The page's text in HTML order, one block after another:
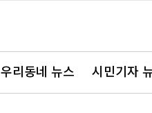
우리동네 뉴스 시민기자